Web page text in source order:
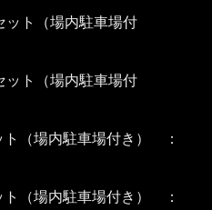
ト（場内駐車場付
ト（場内駐車場付
ト（場内駐車場付き） ：
ト（場内駐車場付き） ：